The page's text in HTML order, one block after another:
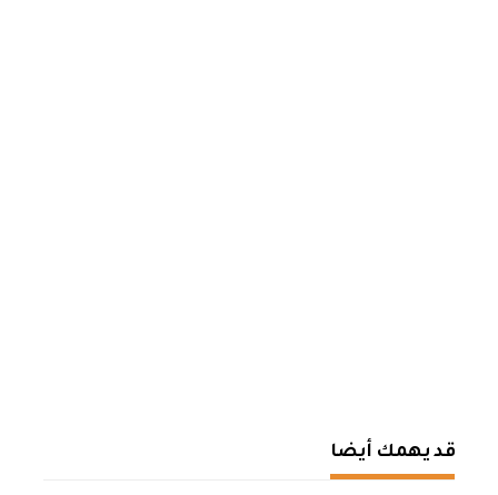
قد يهمك أيضا